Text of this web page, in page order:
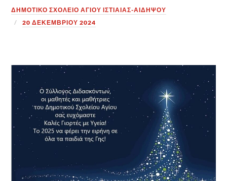
ΔΗΜΟΤΙΚΟ ΣΧΟΛΕΙΟ ΑΓΙΟΥ ΙΣΤΙΑΙΑΣ-ΑΙΔΗΨΟΥ
20 ΔΕΚΕΜΒΡΊΟΥ 2024